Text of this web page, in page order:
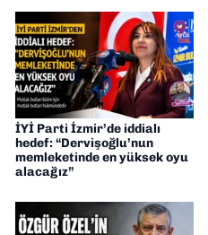
İYİ Parti İzmir’de iddialı
hedef: “Dervişoğlu’nun
memleketinde en yüksek oyu
alacağız”